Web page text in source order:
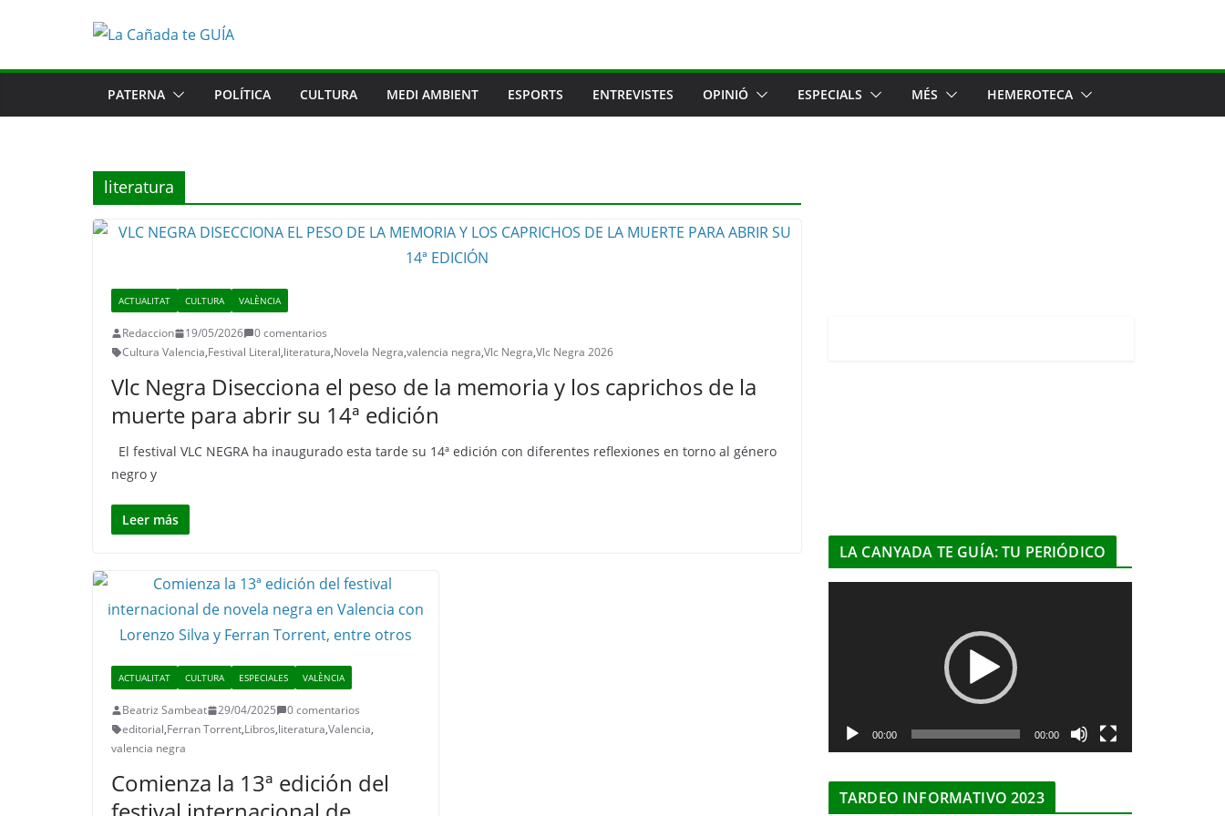
PATERNA POLÍTICA CULTURA MEDI AMBIENT ESPORTS ENTREVISTES OPINIÓ ESPECIALS MÉS HEMEROTECA
literatura
ACTUALITAT CULTURA VALÈNCIA
Redaccion 19/05/2026
0 comentarios
Cultura Valencia,Festival Literal,literatura,Novela Negra,valencia negra,Vlc Negra,Vlc Negra 2026
Vlc Negra Disecciona el peso de la memoria y los caprichos de la
muerte para abrir su 14ª edición
El festival VLC NEGRA ha inaugurado esta tarde su 14ª edición con diferentes reflexiones en torno al género
negro y
Leer más
ACTUALITAT CULTURA ESPECIALES VALÈNCIA
Beatriz Sambeat 29/04/2025
0 comentarios
editorial,Ferran Torrent,Libros,literatura,Valencia,
valencia negra
Comienza la 13ª edición del
LA CANYADA TE GUÍA: TU PERIÓDICO
c
00:00 00:00
TARDEO INFORMATIVO 2023